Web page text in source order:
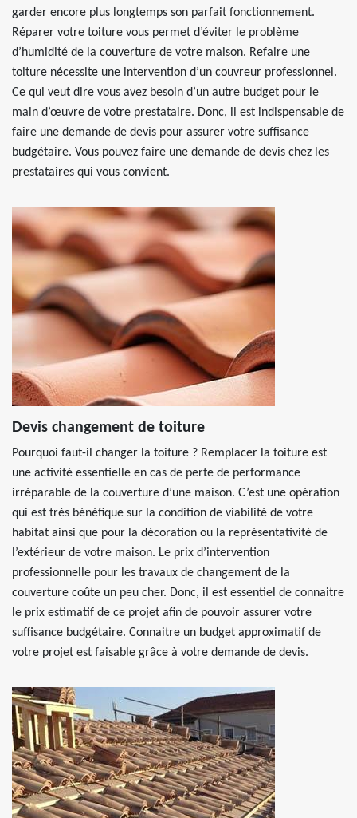
garder encore plus longtemps son parfait fonctionnement.
Réparer votre toiture vous permet d’éviter le problème
d’humidité de la couverture de votre maison. Refaire une
toiture nécessite une intervention d’un couvreur professionnel.
Ce qui veut dire vous avez besoin d’un autre budget pour le
main d’œuvre de votre prestataire. Donc, il est indispensable de
faire une demande de devis pour assurer votre suffisance
budgétaire. Vous pouvez faire une demande de devis chez les
prestataires qui vous convient.
Devis changement de toiture
Pourquoi faut-il changer la toiture ? Remplacer la toiture est
une activité essentielle en cas de perte de performance
irréparable de la couverture d’une maison. C’est une opération
qui est très bénéfique sur la condition de viabilité de votre
habitat ainsi que pour la décoration ou la représentativité de
l’extérieur de votre maison. Le prix d’intervention
professionnelle pour les travaux de changement de la
couverture coûte un peu cher. Donc, il est essentiel de connaitre
le prix estimatif de ce projet afin de pouvoir assurer votre
suffisance budgétaire. Connaitre un budget approximatif de
votre projet est faisable grâce à votre demande de devis.